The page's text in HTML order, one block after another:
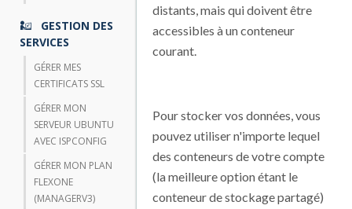
GESTION DES
SERVICES
GÉRER MES
CERTIFICATS SSL
GÉRER MON
SERVEUR UBUNTU
AVEC ISPCONFIG
GÉRER MON PLAN
FLEXONE
(MANAGERV3)
distants, mais qui doivent être
accessibles à un conteneur
courant.
Pour stocker vos données, vous
pouvez utiliser n'importe lequel
des conteneurs de votre compte
(la meilleure option étant le
conteneur de stockage partagé)